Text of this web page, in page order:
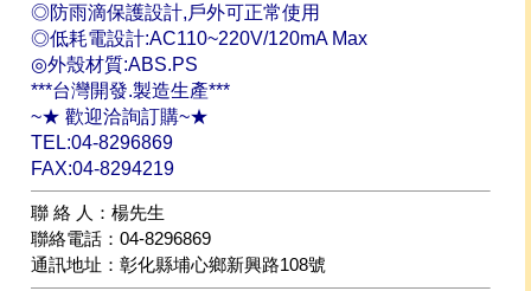
◎防雨滴保護設計,戶外可正常使用
◎低耗電設計:AC110~220V/120mA Max
◎外殼材質:ABS.PS
***台灣開發.製造生產***
~★ 歡迎洽詢訂購~★
TEL:04-8296869
FAX:04-8294219
聯 絡 人：楊先生
聯絡電話：04-8296869
通訊地址：彰化縣埔心鄉新興路108號